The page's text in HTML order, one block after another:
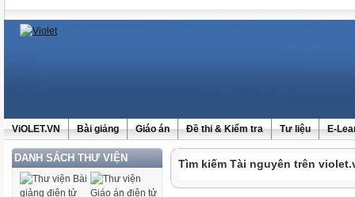
ViOLET.VN Bài giảng Giáo án Đề thi & Kiểm tra Tư liệu E-
DANH SÁCH THƯ VIỆN Tìm kiếm Tài nguyên trên